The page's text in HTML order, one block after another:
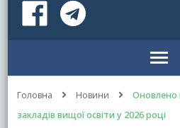
Головна Новини
Оновлено
закладів вищої освіти у 2026 році